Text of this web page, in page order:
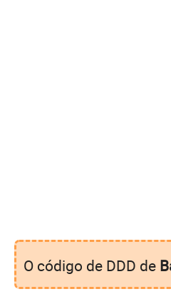
O código de DDD de